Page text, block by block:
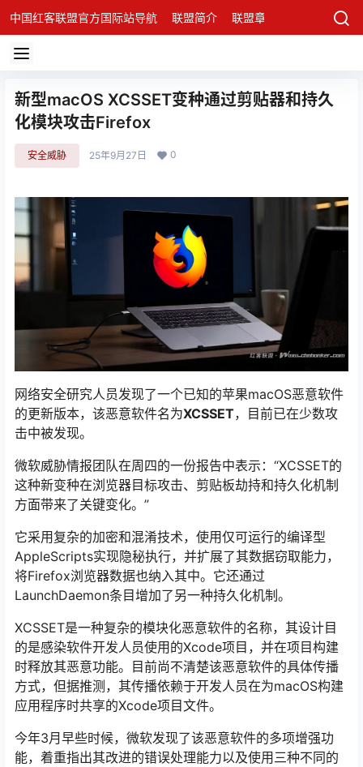
中国红客联盟官方国际站导航 联盟简介 联盟章程 联盟架构
新型macOS XCSSET变种通过剪贴器和持久
化模块攻击Firefox
安全威胁 25年9月27日 0
网络安全研究人员发现了一个已知的苹果macOS恶意软件
的更新版本，该恶意软件名为XCSSET，目前已在少数攻
击中被发现。
微软威胁情报团队在周四的一份报告中表示：“XCSSET的
这种新变种在浏览器目标攻击、剪贴板劫持和持久化机制
方面带来了关键变化。”
它采用复杂的加密和混淆技术，使用仅可运行的编译型
AppleScripts实现隐秘执行，并扩展了其数据窃取能力，
将Firefox浏览器数据也纳入其中。它还通过
LaunchDaemon条目增加了另一种持久化机制。
XCSSET是一种复杂的模块化恶意软件的名称，其设计目
的是感染软件开发人员使用的Xcode项目，并在项目构建
时释放其恶意功能。目前尚不清楚该恶意软件的具体传播
方式，但据推测，其传播依赖于开发人员在为macOS构建
应用程序时共享的Xcode项目文件。
今年3月早些时候，微软发现了该恶意软件的多项增强功
能，着重指出其改进的错误处理能力以及使用三种不同的